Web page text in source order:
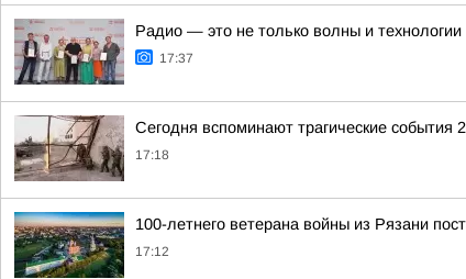
Радио — это не только волны и технологии
17:37
Сегодня вспоминают трагические
17:18
100-летнего ветерана войны из Рязани
17:12